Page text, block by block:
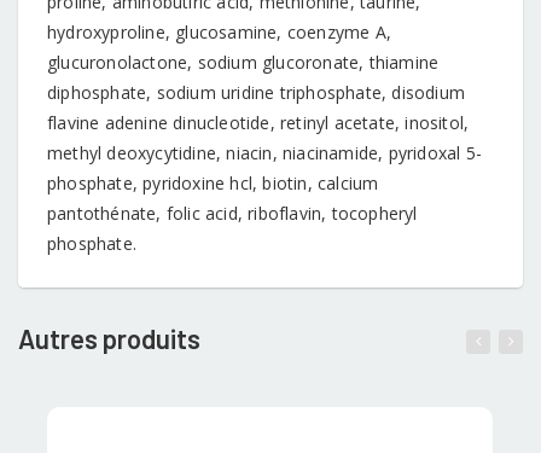
hydroxyproline, glucosamine, coenzyme A,
glucuronolactone, sodium glucoronate, thiamine
diphosphate, sodium uridine triphosphate, disodium
flavine adenine dinucleotide, retinyl acetate, inositol,
methyl deoxycytidine, niacin, niacinamide, pyridoxal 5-
phosphate, pyridoxine hcl, biotin, calcium
pantothénate, folic acid, riboflavin, tocopheryl
phosphate.
Autres produits